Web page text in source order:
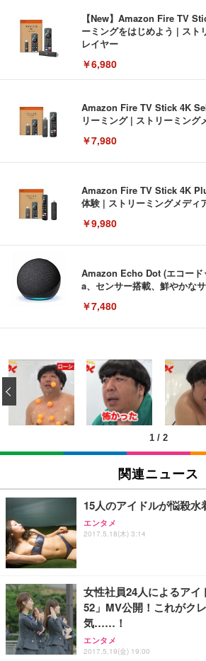
【New】Amazon Fire TV
ーミングをはじめよう | スト
レイヤー
￥6,980
Amazon Fire TV Stick 4K
リーミング | ストリーミング
￥7,980
Amazon Fire TV Stick 4K
体験 | ストリーミングメディ
￥9,980
Amazon Echo Dot (エコード
a、センサー搭載、鮮やかな
￥7,480
[EdoErgo] オフィスチェア
い 跳ね上げ式アームレスト
キング pc 事務椅子 360度回
ン樹脂ベース 通気性メッシ
(黒網+黒枠+黒足)
￥5,699
SIHOO B100 オフィスチェ
ュチェア 人間工学 疲れない
￥27,999
Sezlife オフィスチェア デス
務用 おしゃれ パソコンチェ
Sezlife オフィスチェア デス
ワーク チェア 強化バックレ
能 人間工学 椅子 腰サポート
レスト 3Dヘッドレスト ハン
EIZO ビジネス向けプレミ
EV3240X-WT | 31.5型4K
￥105,595
EIZO ビジネス向けプレミア
【純正品】27"ゲーミングモ
【整備済み品】Dell E2724HS
ー フルHD（1920×1080）VA
ort/VGA スピーカー内蔵 高さ
応 ComfortView ビジネス向け
Amazonベーシック ペット
回使い捨て 無香料 ホワイト
￥3,373
Amazonベーシック ペット
x2袋(84枚) ホワイト(吸収面:
￥3,234
ネオ・ルーライフ ネオ・オム
Smart Basic(スマートベーシ
限定】 Smart Basic アイリス
超厚型 お徳用 ワイド 100枚
1 / 2
‹
関連ニュース
15人のアイドルが悩殺
エンタメ
2017.5.18(木) 3:14
女性社員24人によるア
52」MV公開！これがク
気……！
エンタメ
2017.5.19(金) 19:00